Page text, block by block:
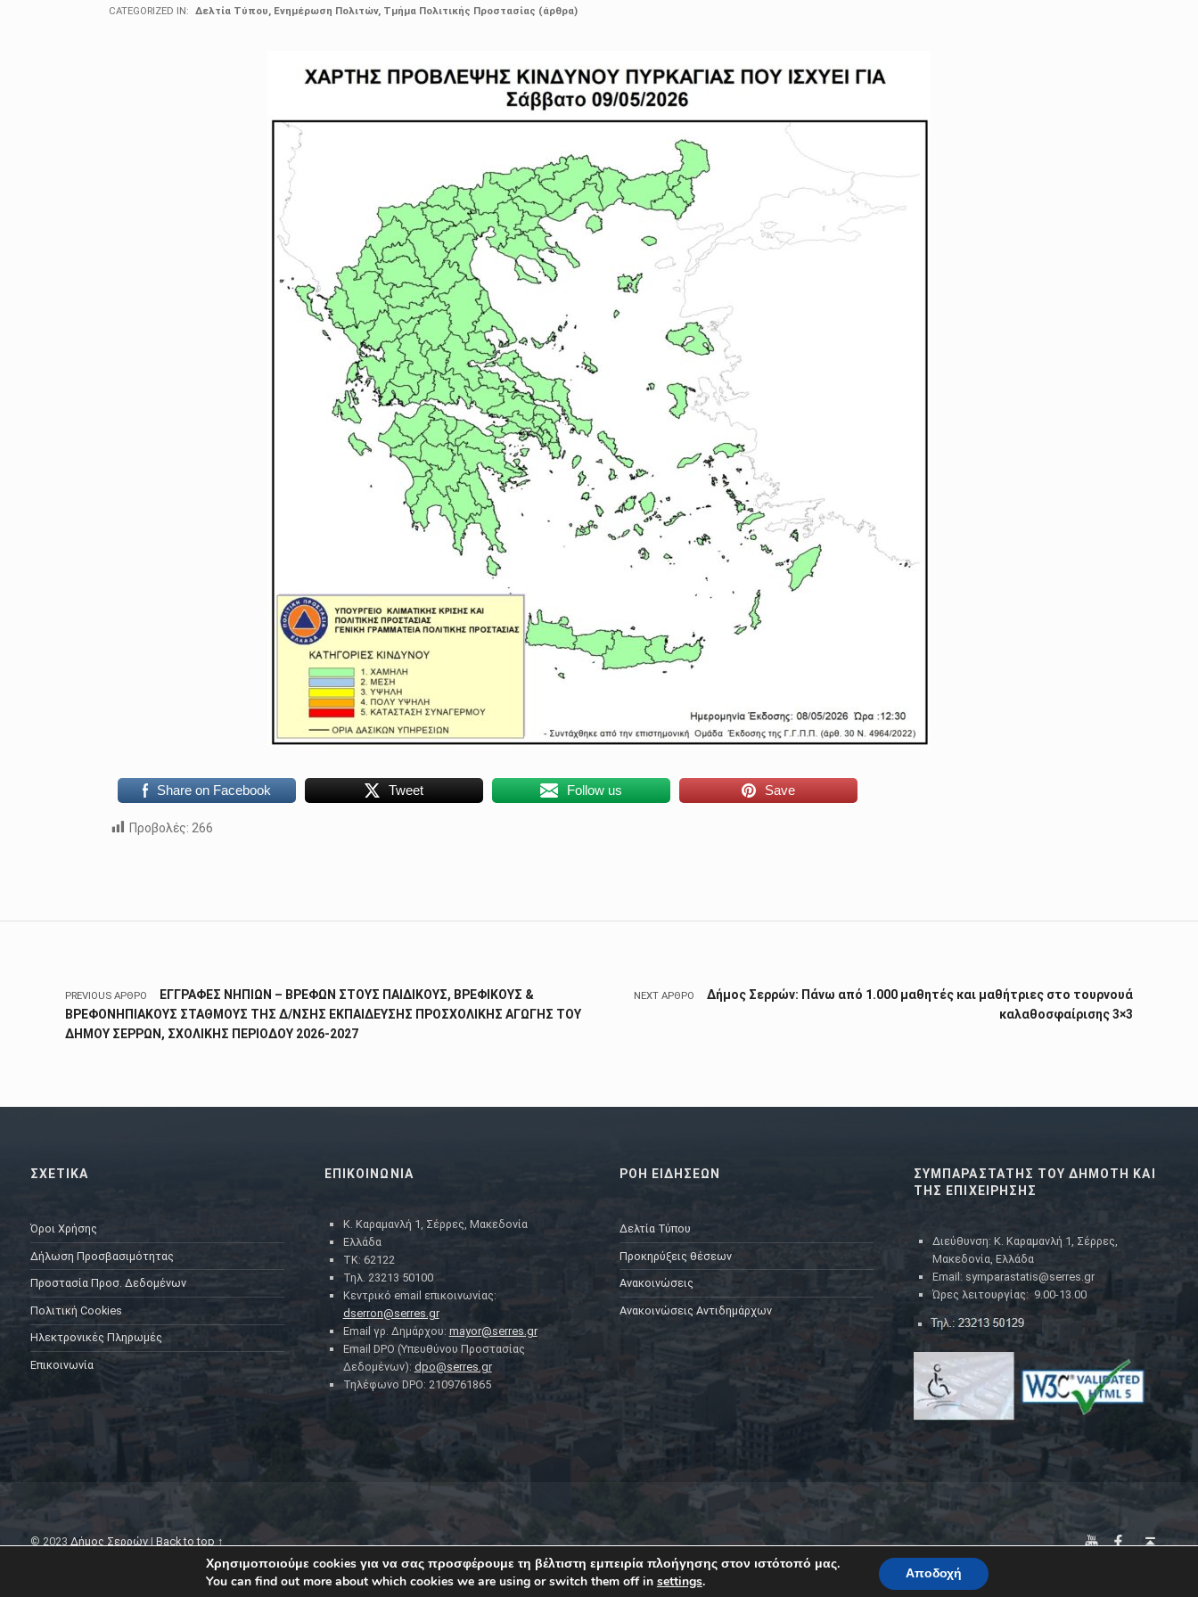
CATEGORIZED IN: Δελτία Τύπου Ενημέρωση Πολιτών, Τμήμα Πολιτικής Προστασίας (άρθρα)
Share on Facebook Tweet Follow us Save
Προβολές: 266
Πλοήγηση άρθρων
PREVIOUS ΆΡΘΡΟ
ΕΓΓΡΑΦΕΣ ΝΗΠΙΩΝ – ΒΡΕΦΩΝ ΣΤΟΥΣ ΠΑΙΔΙΚΟΥΣ, ΒΡΕΦΙΚΟΥΣ &
ΒΡΕΦΟΝΗΠΙΑΚΟΥΣ ΣΤΑΘΜΟΥΣ ΤΗΣ Δ/ΝΣΗΣ ΕΚΠΑΙΔΕΥΣΗΣ ΠΡΟΣΧΟΛΙΚΗΣ ΑΓΩΓΗΣ ΤΟΥ
ΔΗΜΟΥ ΣΕΡΡΩΝ, ΣΧΟΛΙΚΗΣ ΠΕΡΙΟΔΟΥ 2026-2027
NEXT ΆΡΘΡΟ
Δήμος Σερρών: Πάνω από 1.000 μαθητές και μαθήτριες στο τουρνουά
καλαθοσφαίρισης 3×3
ΣΧΕΤΙΚΑ
Όροι Χρήσης
Δήλωση Προσβασιμότητας
Προστασία Προσ. Δεδομένων
Πολιτική Cookies
Ηλεκτρονικές Πληρωμές
Επικοινωνία
ΕΠΙΚΟΙΝΩΝΙΑ
Κ. Καραμανλή 1, Σέρρες, Μακεδονία
Ελλάδα
ΤΚ: 62122
Τηλ. 23213 50100
Κεντρικό email επικοινωνίας:
dserron@serres.gr
Email γρ. Δημάρχου: mayor@serres.gr
Email DPO (Υπευθύνου Προστασίας
Δεδομένων): dpo@serres.gr
Τηλέφωνο DPO: 2109761865
ΡΟΗ ΕΙΔΗΣΕΩΝ
Δελτία Τύπου
Προκηρύξεις θέσεων
Ανακοινώσεις
Ανακοινώσεις Αντιδημάρχων
ΣΥΜΠΑΡΑΣΤΑΤΗΣ ΤΟΥ ΔΗΜΟΤΗ ΚΑΙ
ΤΗΣ ΕΠΙΧΕΙΡΗΣΗΣ
Διεύθυνση: Κ. Καραμανλή 1, Σέρρες,
Μακεδονία, Ελλάδα
Email: symparastatis@serres.gr
Ώρες λειτουργίας: 9.00-13.00
© 2023 Δήμος Σερρών| Back to top ↑
YouTubeFacebook
Χρησιμοποιούμε cookies για να σας προσφέρουμε τη βέλτιστη εμπειρία πλοήγησης στον ιστότοπό μας.
You can find out more about which cookies we are using or switch them off in settings. Αποδοχή